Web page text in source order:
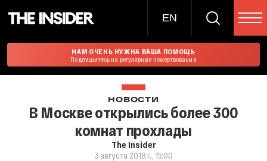
EN
НАМ ОЧЕНЬ НУЖНА ВАША ПОМОЩЬ
Подпишитесь на регулярные пожертвования
НОВОСТИ
В Москве открылись более 300
комнат прохлады
The Insider
3 августа 2018 г., 15:00